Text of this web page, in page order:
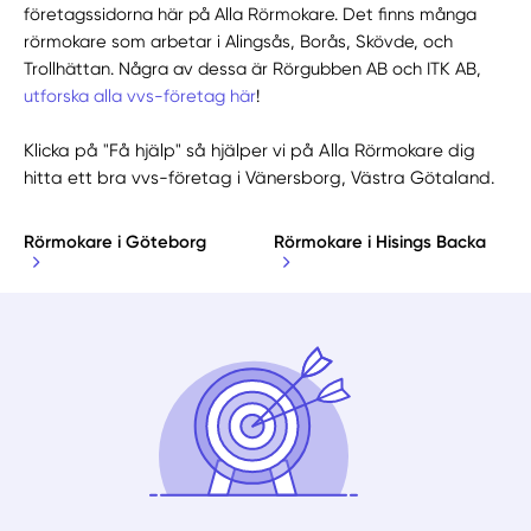
företagssidorna här på Alla Rörmokare. Det finns många
rörmokare som arbetar i Alingsås, Borås, Skövde, och
Trollhättan. Några av dessa är Rörgubben AB och ITK AB,
utforska alla vvs-företag här!
Klicka på "Få hjälp" så hjälper vi på Alla Rörmokare dig
hitta ett bra vvs-företag i Vänersborg, Västra Götaland.
Rörmokare i Göteborg Rörmokare i Hisings Backa